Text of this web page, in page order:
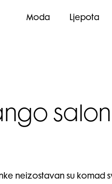
Moda Ljepota
neizostavan su komad